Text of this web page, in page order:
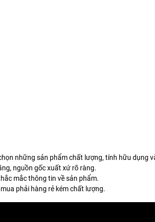
những sản phẩm chất lượng, tính hữu dụng
nguồn gốc xuất xứ rõ ràng.
mắc thông tin về sản phẩm.
phải hàng rẻ kém chất lượng.